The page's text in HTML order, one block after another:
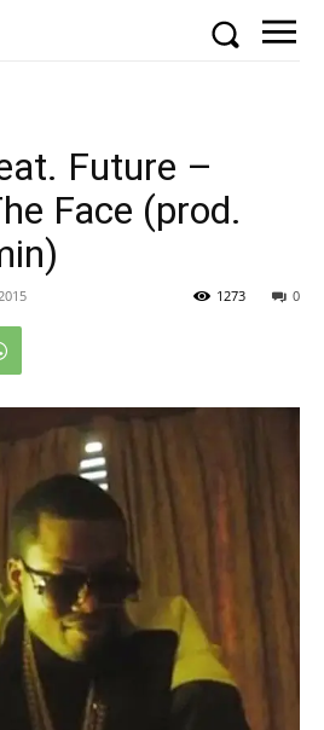
Future –
Face (prod.
0
1273